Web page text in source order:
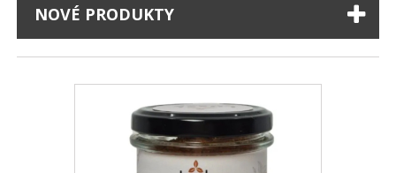
NOVÉ PRODUKTY